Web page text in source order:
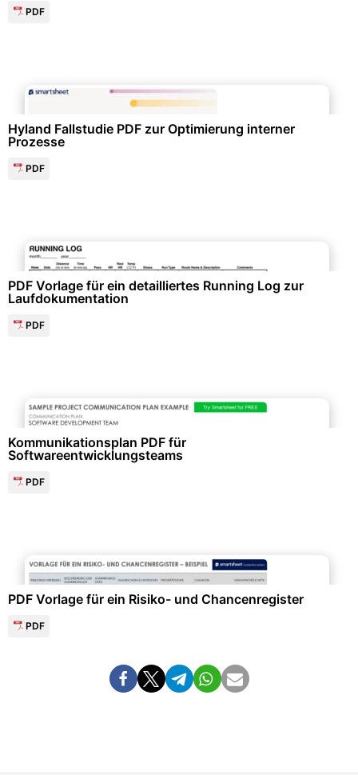
PDF
Hyland Fallstudie PDF zur Optimierung interner
Prozesse
PDF
PDF Vorlage für ein detailliertes Running Log zur
Laufdokumentation
PDF
Kommunikationsplan PDF für
Softwareentwicklungsteams
PDF
PDF Vorlage für ein Risiko- und Chancenregister
PDF